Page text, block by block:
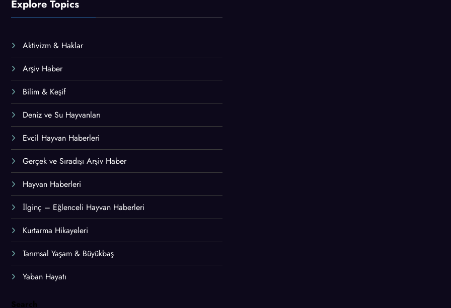
Explore Topics
Aktivizm & Haklar
Arşiv Haber
Bilim & Keşif
Deniz ve Su Hayvanları
Evcil Hayvan Haberleri
Gerçek ve Sıradışı Arşiv Haber
Hayvan Haberleri
İlginç – Eğlenceli Hayvan Haberleri
Kurtarma Hikayeleri
Tarımsal Yaşam & Büyükbaş
Yaban Hayatı
Search